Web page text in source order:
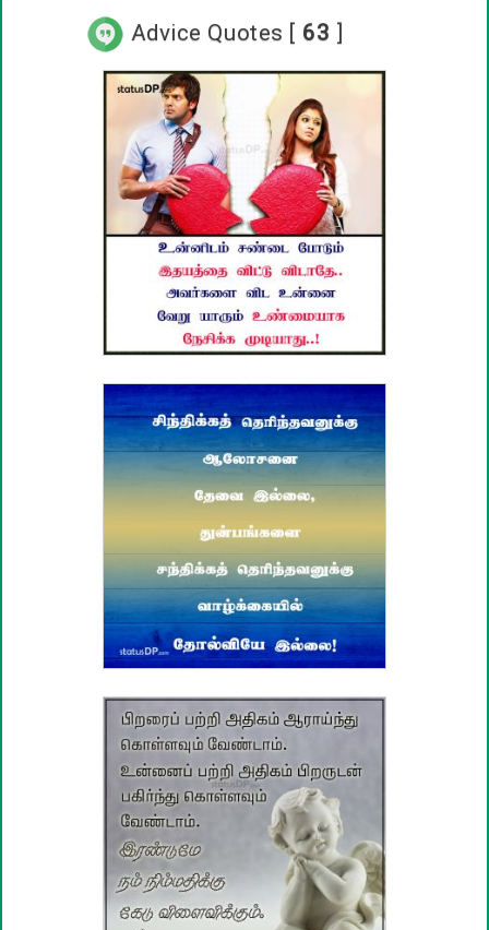
சினிமா வரிகள்
பிரபலங்களின் பொன்மொழிகள்
பழமொழிகள்
ஊக்கம் / உத்வேக பொன்மொழிகள்
காதல் பொன்மொழிகள்
மகிழ்ச்சி பொன்மொழிகள்
பொதுவான பொன்மொழிகள்
நட்பு பொன்மொழிகள்
சிரிப்பு பொன்மொழிகள்
கடவுள் பொன்மொழிகள்
வாழ்த்து பொன்மொழிகள்
Advice Quotes [ 63 ]